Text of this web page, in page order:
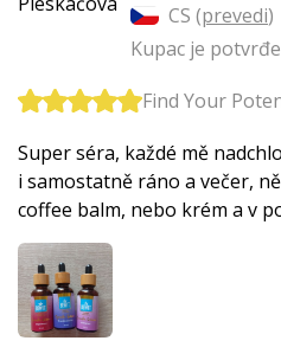
CS (prevedi)
Kupac je
Find Your
Super séra, každé mě
i samostatně ráno a večer,
coffee balm, nebo krém a v